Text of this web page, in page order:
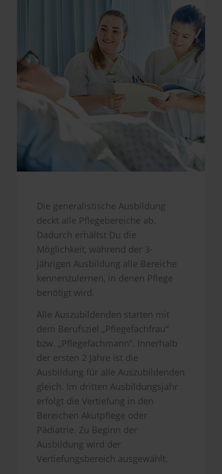
Die generalistische Ausbildung
deckt alle Pflegebereiche ab.
Dadurch erhältst Du die
Möglichkeit, während der 3-
jährigen Ausbildung alle Bereiche
kennenzulernen, in denen Pflege
benötigt wird.
Alle Auszubildenden starten mit
dem Berufsziel „Pflegefachfrau“
bzw. „Pflegefachmann“. Innerhalb
der ersten 2 Jahre ist die
Ausbildung für alle Auszubildenden
gleich. Im dritten Ausbildungsjahr
erfolgt die Vertiefung in den
Bereichen Akutpflege oder
Pädiatrie. Zu Beginn der
Ausbildung wird der
Vertiefungsbereich ausgewählt.